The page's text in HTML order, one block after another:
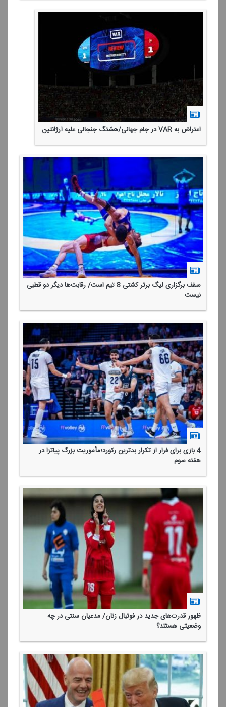
اعتراض به VAR در جام جهانی/هشتگ جنجالی علیه آرژانتین
سقف برگزاری لیگ برتر كشتی 8 تیم است/ رقابت‌ها دیگر دو قطبی
نیست
4 بازی برای فرار از تكرار بدترین ركورد؛مأموریت بزرگ پیاتزا در
هفته سوم
ظهور قدرت‌های جدید در فوتبال زنان/ مدعیان سنتی در چه
وضعیتی هستند؟